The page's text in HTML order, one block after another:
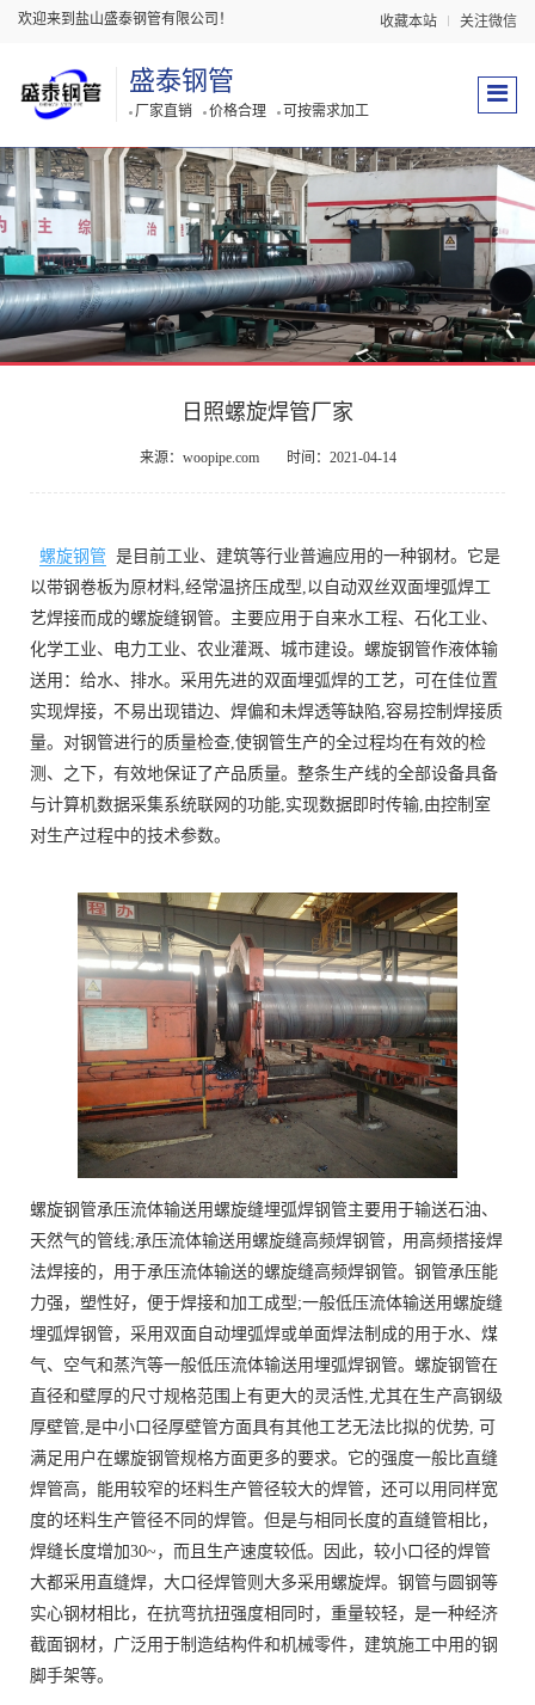
欢迎来到盐山盛泰钢管有限公司！ 收藏本站 关注微信
盛泰钢管
厂家直销 价格合理 可按需求加工
日照螺旋焊管厂家
来源：woopipe.com 时间：2021-04-14
螺旋钢管 是目前工业、建筑等行业普遍应用的一种钢材。它是
以带钢卷板为原材料,经常温挤压成型,以自动双丝双面埋弧焊工
艺焊接而成的螺旋缝钢管。主要应用于自来水工程、石化工业、
化学工业、电力工业、农业灌溉、城市建设。螺旋钢管作液体输
送用：给水、排水。采用先进的双面埋弧焊的工艺，可在佳位置
实现焊接，不易出现错边、焊偏和未焊透等缺陷,容易控制焊接质
量。对钢管进行的质量检查,使钢管生产的全过程均在有效的检
测、之下，有效地保证了产品质量。整条生产线的全部设备具备
与计算机数据采集系统联网的功能,实现数据即时传输,由控制室
对生产过程中的技术参数。
螺旋钢管承压流体输送用螺旋缝埋弧焊钢管主要用于输送石油、
天然气的管线;承压流体输送用螺旋缝高频焊钢管，用高频搭接焊
法焊接的，用于承压流体输送的螺旋缝高频焊钢管。钢管承压能
力强，塑性好，便于焊接和加工成型;一般低压流体输送用螺旋缝
埋弧焊钢管，采用双面自动埋弧焊或单面焊法制成的用于水、煤
气、空气和蒸汽等一般低压流体输送用埋弧焊钢管。螺旋钢管在
直径和壁厚的尺寸规格范围上有更大的灵活性,尤其在生产高钢级
厚壁管,是中小口径厚壁管方面具有其他工艺无法比拟的优势, 可
满足用户在螺旋钢管规格方面更多的要求。它的强度一般比直缝
焊管高，能用较窄的坯料生产管径较大的焊管，还可以用同样宽
度的坯料生产管径不同的焊管。但是与相同长度的直缝管相比，
焊缝长度增加30~，而且生产速度较低。因此，较小口径的焊管
大都采用直缝焊，大口径焊管则大多采用螺旋焊。钢管与圆钢等
实心钢材相比，在抗弯抗扭强度相同时，重量较轻，是一种经济
截面钢材，广泛用于制造结构件和机械零件，建筑施工中用的钢
脚手架等。